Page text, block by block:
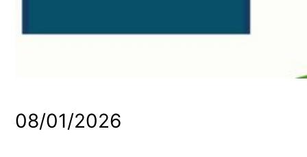
08/01/2026